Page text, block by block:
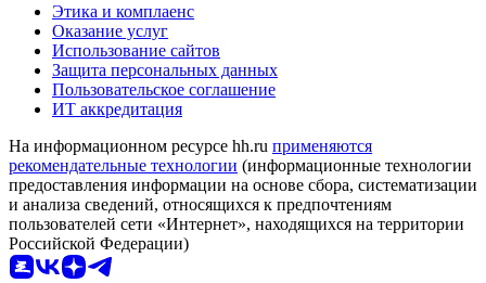
Этика и комплаенс
Оказание услуг
Использование сайтов
Защита персональных данных
Пользовательское соглашение
ИТ аккредитация
На информационном ресурсе hh.ru применяются
рекомендательные технологии (информационные технологии
предоставления информации на основе сбора, систематизации
и анализа сведений, относящихся к предпочтениям
пользователей сети «Интернет», находящихся на территории
Российской Федерации)